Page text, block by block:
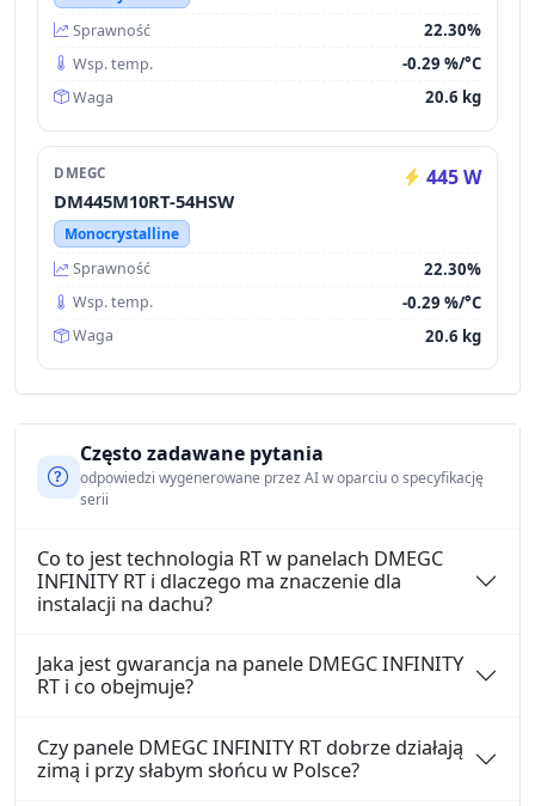
Sprawność
22.30%
Wsp. temp. -0.29 %/°C
Waga 20.6 kg
DMEGC 445 W
DM445M10RT-54HSW
Monocrystalline
Sprawność
22.30%
Wsp. temp. -0.29 %/°C
Waga 20.6 kg
Często zadawane pytania
odpowiedzi wygenerowane przez AI w oparciu o specyfikację
serii
Co to jest technologia RT w panelach DMEGC
INFINITY RT i dlaczego ma znaczenie dla
instalacji na dachu?
Jaka jest gwarancja na panele DMEGC INFINITY
RT i co obejmuje?
Czy panele DMEGC INFINITY RT dobrze działają
zimą i przy słabym słońcu w Polsce?